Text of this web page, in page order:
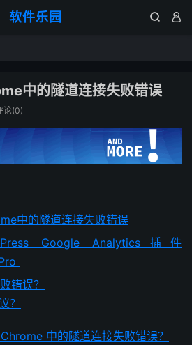
软件乐园  
中的隧道连接失败错误
论(0)
中的隧道连接失败错误
Google Analytics插件
错误？
？
中的隧道连接失败错误？